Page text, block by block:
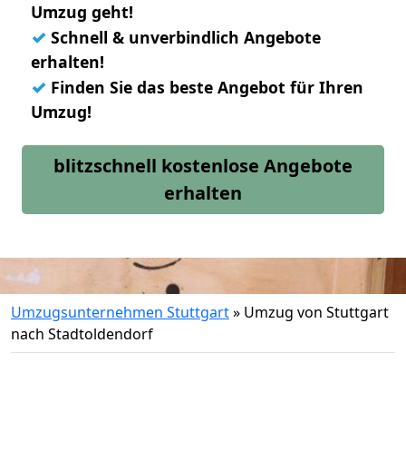
Umzug geht!
✓ Schnell & unverbindlich Angebote
erhalten!
✓ Finden Sie das beste Angebot für Ihren
Umzug!
blitzschnell kostenlose Angebote
erhalten
Umzugsunternehmen Stuttgart» Umzug von Stuttgart
nach Stadtoldendorf